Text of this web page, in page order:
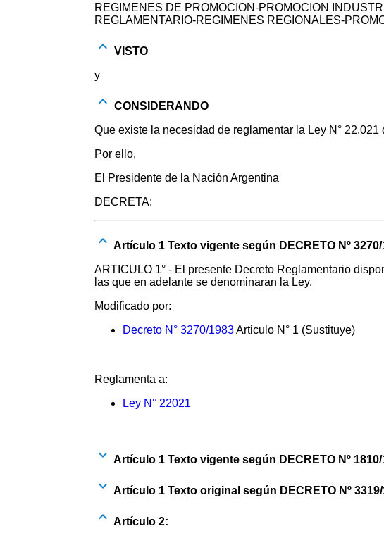
REGIMENES DE PROMOCION-PROMOCION
REGLAMENTARIO-REGIMENES REGIONALES-
VISTO
y
CONSIDERANDO
Que existe la necesidad de reglamentar la Ley N°
Por ello,
El Presidente de la Nación Argentina
DECRETA:
Artículo 1 Texto vigente según DECRETO Nº 3270/
ARTICULO 1° - El presente Decreto Reglamentario
las que en adelante se denominaran la Ley.
Modificado por:
Decreto N° 3270/1983Articulo N° 1 (Sustituye)
Reglamenta a:
Ley N° 22021
Artículo 1 Texto vigente según DECRETO Nº 1810/
Artículo 1 Texto original según DECRETO Nº 3319/
Artículo 2: